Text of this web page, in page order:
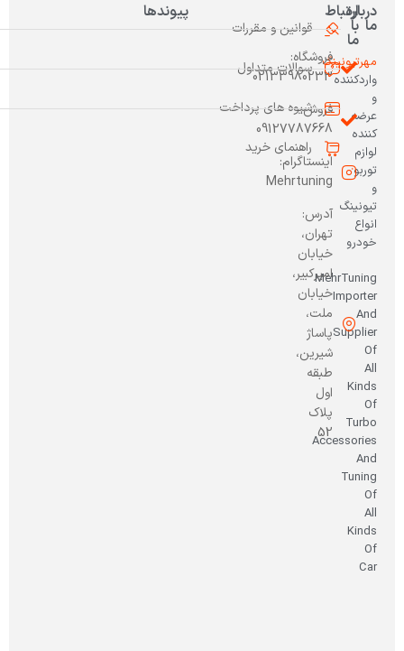
درباره
ما
مهرتیونینگ
واردکننده
و
عرضه
کننده
لوازم
توربو
و
تیونینگ
انواع
خودرو
MehrTuning
Importer
And
Supplier
Of
All
Kinds
Of
Turbo
Accessories
And
Tuning
Of
All
Kinds
Of
Car
ارتباط
با
ما
فروشگاه:
02133980233
فروش:
09127787668
اینستاگرام:
Mehrtuning
آدرس:
تهران،
خیابان
امیرکبیر،
خیابان
ملت،
پاساژ
شیرین،
طبقه
اول
پلاک
52
پیوندها
قوانین و مقررات
سوالات متداول
شیوه های پرداخت
راهنمای خرید